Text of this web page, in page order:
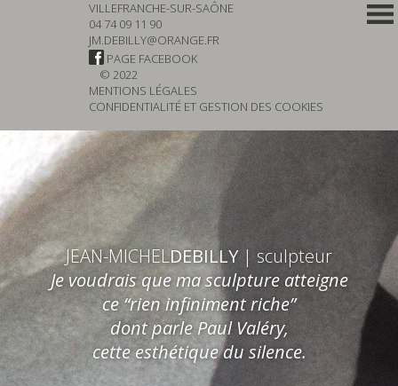
VILLEFRANCHE-SUR-SAÔNE
04 74 09 11 90
JM.DEBILLY@ORANGE.FR
PAGE FACEBOOK
© 2022
MENTIONS LÉGALES
CONFIDENTIALITÉ ET GESTION DES COOKIES
JEAN-MICHELDEBILLY| sculpteur
Je voudrais que ma sculpture atteigne
ce “rien infiniment riche”
dont parle Paul Valéry,
cette esthétique du silence.